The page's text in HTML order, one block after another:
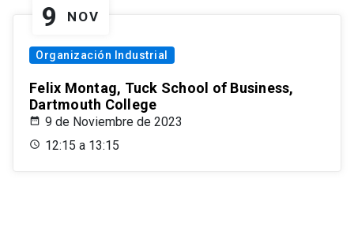
9 NOV
Organización Industrial
Felix Montag, Tuck School of Business,
Dartmouth College
9 de Noviembre de 2023
12:15 a 13:15